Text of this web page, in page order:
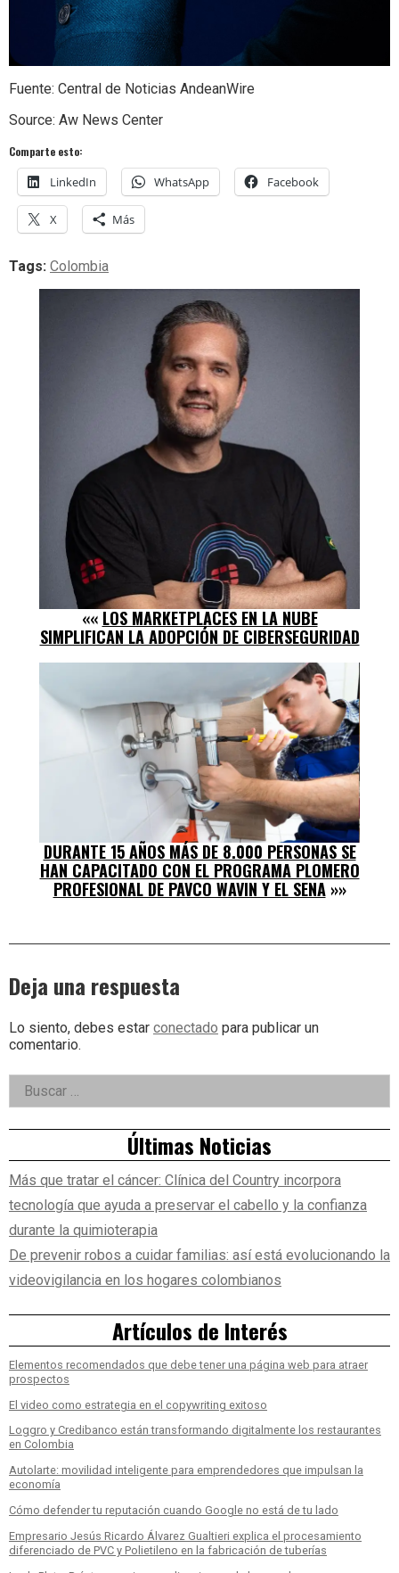
Fuente: Central de Noticias AndeanWire
Source: Aw News Center
Comparte esto:
LinkedIn WhatsApp Facebook
X Más
Tags: Colombia
«« LOS MARKETPLACES EN LA NUBE
SIMPLIFICAN LA ADOPCIÓN DE CIBERSEGURIDAD
DURANTE 15 AÑOS MÁS DE 8.000 PERSONAS SE
HAN CAPACITADO CON EL PROGRAMA PLOMERO
PROFESIONAL DE PAVCO WAVIN Y EL SENA»»
Deja una respuesta
Lo siento, debes estar conectado para publicar un
comentario.
Right
Asides
Buscar:
Últimas Noticias
Más que tratar el cáncer: Clínica del Country incorpora
tecnología que ayuda a preservar el cabello y la confianza
durante la quimioterapia
De prevenir robos a cuidar familias: así está evolucionando la
videovigilancia en los hogares colombianos
Artículos de Interés
Elementos recomendados que debe tener una página web para atraer
prospectos
El video como estrategia en el copywriting exitoso
Loggro y Credibanco están transformando digitalmente los restaurantes
en Colombia
Autolarte: movilidad inteligente para emprendedores que impulsan la
economía
Cómo defender tu reputación cuando Google no está de tu lado
Empresario Jesús Ricardo Álvarez Gualtieri explica el procesamiento
diferenciado de PVC y Polietileno en la fabricación de tuberías